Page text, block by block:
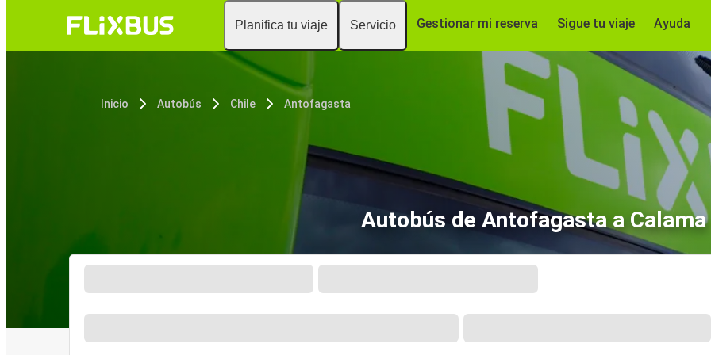
Planifica tu viaje Servicio Gestionar mi reserva Sigue tu viaje Ayuda
Inicio Autobús Chile Antofagasta
Autobús de Antofagasta a Calama